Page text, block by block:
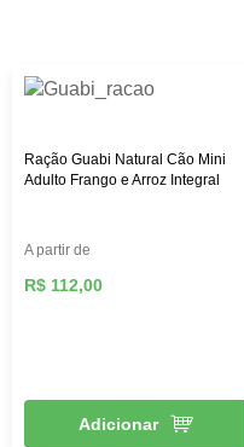
brinquedos que vão
Ração Guabi Natural Cão Mini
Adulto Frango e Arroz Integral
A partir de
R$ 112,00
Adicionar